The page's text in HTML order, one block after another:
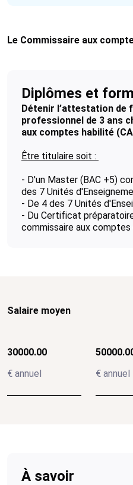
Le Commissaire aux
Diplômes et
Détenir l’attestation de
professionnel de 3 ans
aux comptes habilité
Être titulaire soit :
- D'un Master (BAC +5)
des 7 Unités
- De 4 des 7 Unités
- Du Certificat
commissaire aux comptes
Salaire moyen
30000.00
€ annuel
€ annuel
À savoir